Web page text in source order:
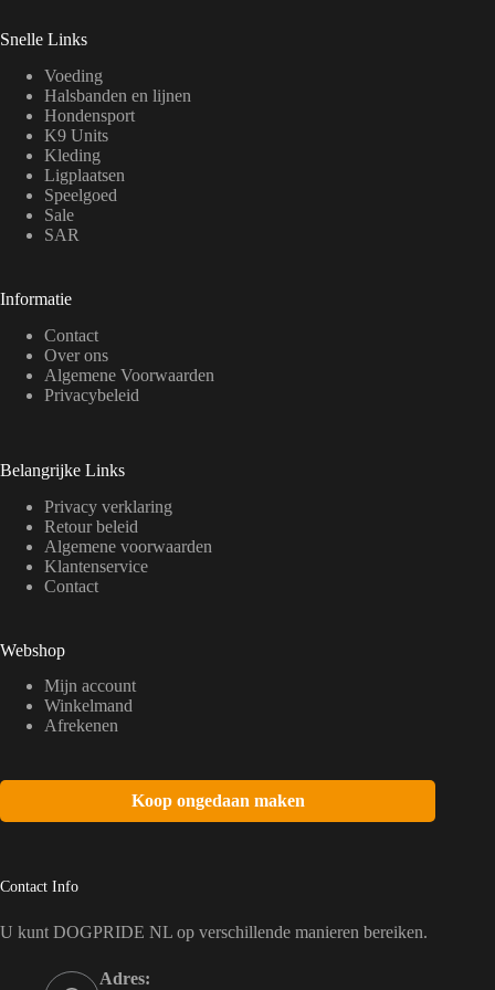
Snelle Links
Voeding
Halsbanden en lijnen
Hondensport
K9 Units
Kleding
Ligplaatsen
Speelgoed
Sale
SAR
Informatie
Contact
Over ons
Algemene Voorwaarden
Privacybeleid
Belangrijke Links
Privacy verklaring
Retour beleid
Algemene voorwaarden
Klantenservice
Contact
Webshop
Mijn account
Winkelmand
Afrekenen
Koop ongedaan maken
Contact Info
U kunt DOGPRIDE NL op verschillende manieren bereiken.
Adres: